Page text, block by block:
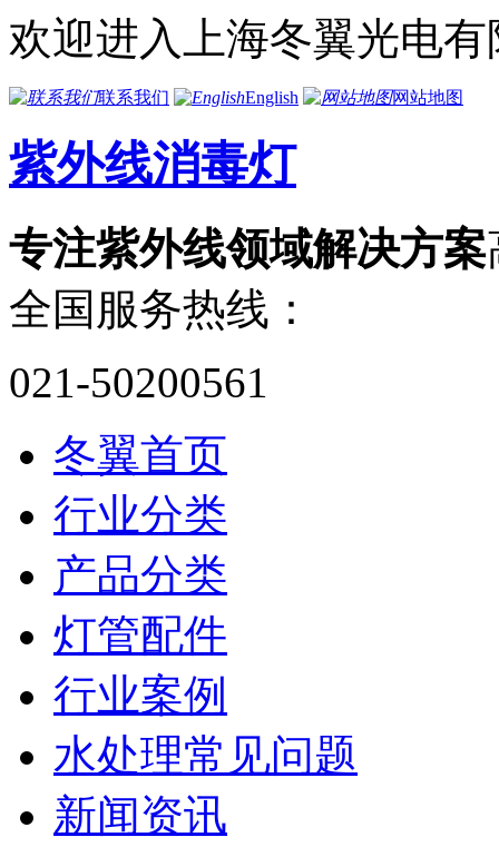
欢迎进入上海冬翼光电
联系我们 English 网站地图
紫外线消毒灯
专注紫外线领域解决方案
全国服务热线：
021-50200561
冬翼首页
行业分类
产品分类
灯管配件
行业案例
水处理常见问题
新闻资讯